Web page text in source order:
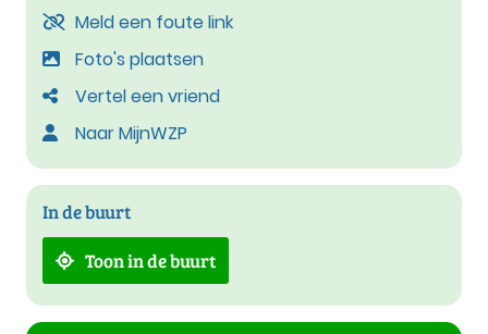
Meld een foute link
Foto's plaatsen
Vertel een vriend
Naar MijnWZP
In de buurt
Toon in de buurt